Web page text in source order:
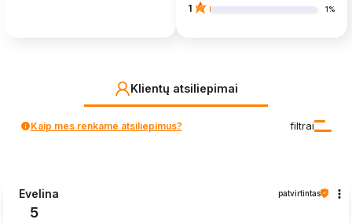
1 1%
Klientų atsiliepimai
filtrai
Kaip mes renkame atsiliepimus?
Evelina patvirtintas
5